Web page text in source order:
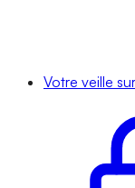
Votre veille